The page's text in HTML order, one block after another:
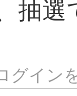
抽
グイン